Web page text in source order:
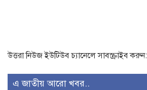
উত্তরা নিউজ ইউটিউব চ্যানেলে সাবস্ক্রাইব করুন:
এ জাতীয় আরো খবর..